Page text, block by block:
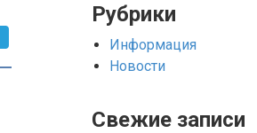
Рубрики
Информация
Новости
Свежие записи